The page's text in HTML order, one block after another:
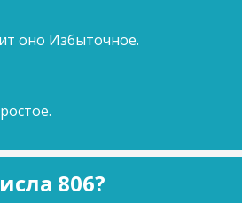
оно Избыточное.
806?